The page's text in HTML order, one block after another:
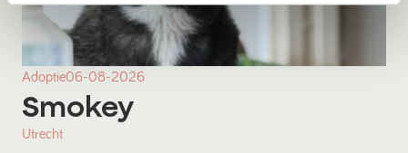
Adoptie06-08-2026
Smokey
Utrecht